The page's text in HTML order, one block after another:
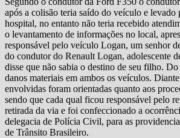
após a colisão teria saído do veículo e levado
hospital, no entanto não teria recebido
o levantamento de informações no local,
responsável pelo veículo Logan, um senhor
do condutor do Renault Logan, adolescente
disse que não sabia o destino de seu filho.
danos materiais em ambos os veículos.
envolvidas foram orientadas quanto aos
sendo que cada qual ficou responsável pelo
retirada da via e foi confeccionado a
delegacia de Polícia Civil, para as
de Trânsito Brasileiro.